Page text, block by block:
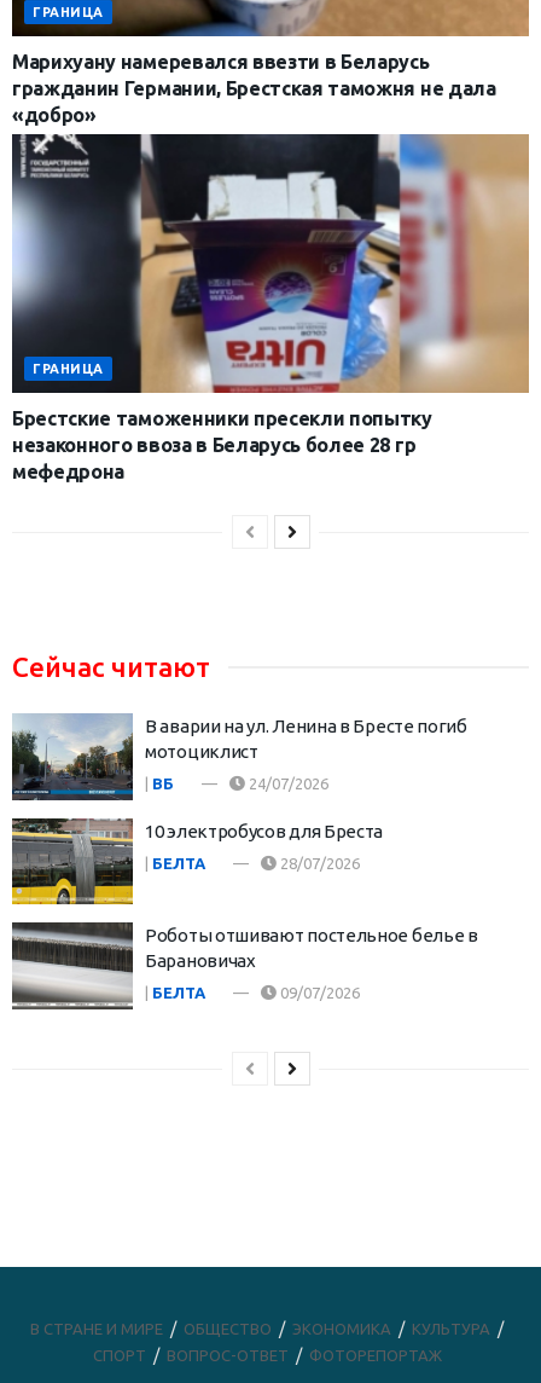
ГРАНИЦА
Марихуану намеревался ввезти в Беларусь
гражданин Германии, Брестская таможня не дала
«добро»
ГРАНИЦА
Брестские таможенники пресекли попытку
незаконного ввоза в Беларусь более 28 гр
мефедрона
Сейчас читают
В аварии на ул. Ленина в Бресте погиб
мотоциклист
ВБ 24/07/2026
10 электробусов для Бреста
БЕЛТА 28/07/2026
Роботы отшивают постельное белье в
Барановичах
БЕЛТА 09/07/2026
В СТРАНЕ И МИРЕ ОБЩЕСТВО ЭКОНОМИКА
КУЛЬТУРА
СПОРТ
ВОПРОС-ОТВЕТ ФОТОРЕПОРТАЖ